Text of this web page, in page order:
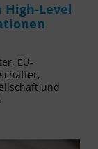
High-Level
EU-
und